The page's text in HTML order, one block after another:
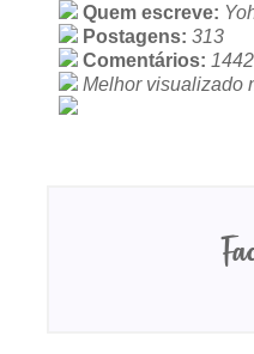
Quem escreve:
Postagens: 313
Comentários: 1442
Melhor visualizado